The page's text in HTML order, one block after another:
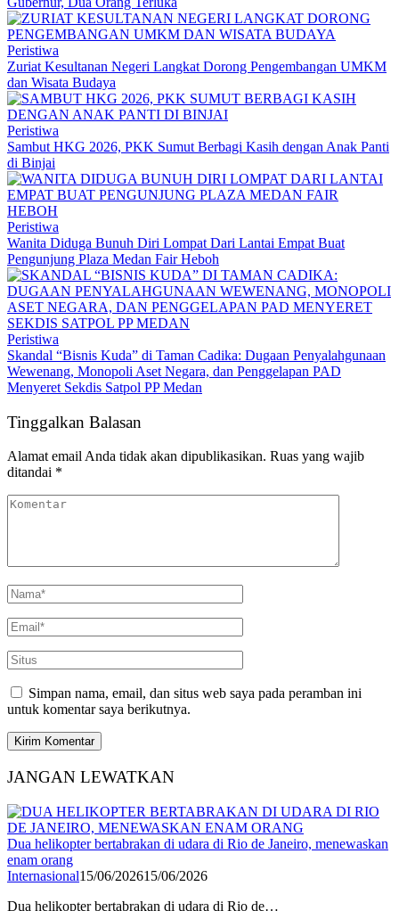
Peristiwa
Zuriat Kesultanan Negeri Langkat Dorong Pengembangan UMKM
dan Wisata Budaya
Peristiwa
Sambut HKG 2026, PKK Sumut Berbagi Kasih dengan Anak Panti
di Binjai
Peristiwa
Wanita Diduga Bunuh Diri Lompat Dari Lantai Empat ‎Buat
Pengunjung Plaza Medan Fair Heboh
Peristiwa
Skandal “Bisnis Kuda” di Taman Cadika: Dugaan Penyalahgunaan
Wewenang, Monopoli Aset Negara, dan Penggelapan PAD
Menyeret Sekdis Satpol PP Medan
Tinggalkan Balasan
Alamat email Anda tidak akan dipublikasikan. Ruas yang wajib
ditandai *
Simpan nama, email, dan situs web saya pada peramban ini
untuk komentar saya berikutnya.
JANGAN LEWATKAN
Dua helikopter bertabrakan di udara di Rio de Janeiro, menewaskan
enam orang
Internasional15/06/202615/06/2026
Dua helikopter bertabrakan di udara di Rio de…